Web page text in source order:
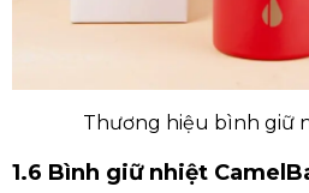
Thương hiệu bình giữ
1.6 Bình giữ nhiệt